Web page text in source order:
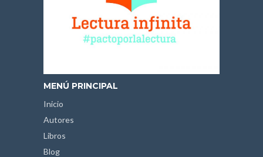
MENÚ PRINCIPAL
Inicio
Autores
Libros
Blog